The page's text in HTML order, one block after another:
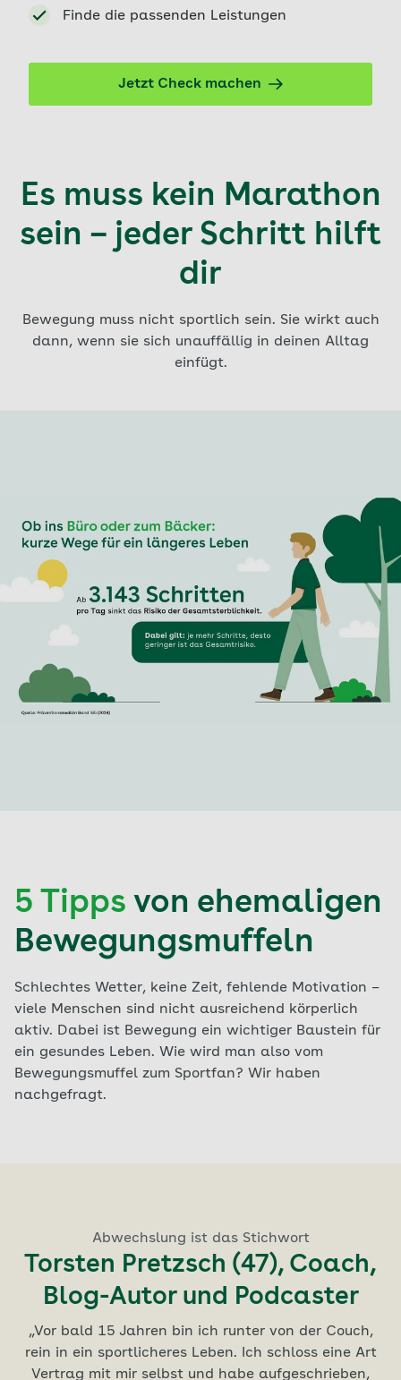
Finde die passenden Leistungen
Jetzt Check machen
Es muss kein Marathon
sein – jeder Schritt hilft
dir
Bewegung muss nicht sportlich sein. Sie wirkt auch
dann, wenn sie sich unauffällig in deinen Alltag
einfügt.
5 Tipps von ehemaligen
Bewegungsmuffeln
Schlechtes Wetter, keine Zeit, fehlende Motivation –
viele Menschen sind nicht ausreichend körperlich
aktiv. Dabei ist Bewegung ein wichtiger Baustein für
ein gesundes Leben. Wie wird man also vom
Bewegungsmuffel zum Sportfan? Wir haben
nachgefragt.
Abwechslung ist das Stichwort
Torsten Pretzsch (47), Coach,
Blog-Autor und Podcaster
„Vor bald 15 Jahren bin ich runter von der Couch,
rein in ein sportlicheres Leben. Ich schloss eine Art
Vertrag mit mir selbst und habe aufgeschrieben,
Die größte Motivation: Freude an Bewegung
Anika Kreimeier (44), Human
Design Coach
„Früher bedeutete Sport für mich Schweiß,
Anstrengung und Leistung. In meinen Dreißigern
habe ich dann gelernt, dass es auch möglich ist,
Feste Termine im Kalender
Melanie Blaschka (36),
Fitness- und Ernährungscoach
„Meine Fünfjährige macht gern meine Liegestütze
oder Burpees nach. Sie wächst mitSpaß am
Sportauf, das ist mir wichtig. Deswegen haben wir
Gesundheitlichen Vorteile spüren und genießen
Erika Rischko (82), Rentnerin
„Als ich 55 Jahre alt war, hat mich meine Tochter in
meine Motivation noch: Wer dort Beiträge zahlt,
Gemeinsam mehr bewegen
Nicholas Behne (49),
Projektleiter
Trainerausbildung bei Alba
Berlin